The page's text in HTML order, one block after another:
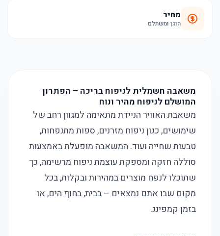
מחיר
הוגן ומשתלם
משאבה חשמלית לניפוח בריכה – הפתרון
המושלם לניפוח מהיר ונוח
משאבת האוויר הניידת מתאימה למגוון רחב של
שימושים, כגון ניפוח מזרנים, ספות מתנפחות,
טבעות שחייה ועוד. המשאבה מופעלת באמצעות
סוללה חזקה ומספקת עוצמת ניפוח מרשימה, כך
שתוכלו לנפח מוצרים במהירות ובקלות, בכל
מקום שבו אתם נמצאים – בבית, בחוף הים, או
בזמן קמפינג.